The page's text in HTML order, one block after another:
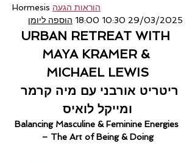
Hormesis הוראות הגעה
29/03/2025 10:30 18:00
הוספה ליומן
URBAN RETREAT WITH
MAYA KRAMER &
MICHAEL LEWIS
ריטריט אורבני עם מיה קרמר
ומייקל לואיס
Balancing Masculine & Feminine Energies
– The Art of Being & Doing